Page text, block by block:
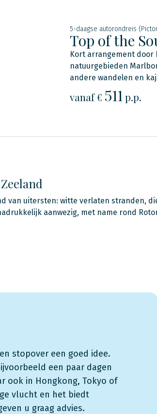
5-daagse autorondreis
Top of the
Kort arrangement door
natuurgebieden
andere wandelen en
vanaf € 511 p.p.
van uitersten: witte verlaten stranden,
aanwezig, met name rond
stopover een goed idee.
een paar dagen
ook in Hongkong, Tokyo of
vlucht en het biedt
u graag advies.